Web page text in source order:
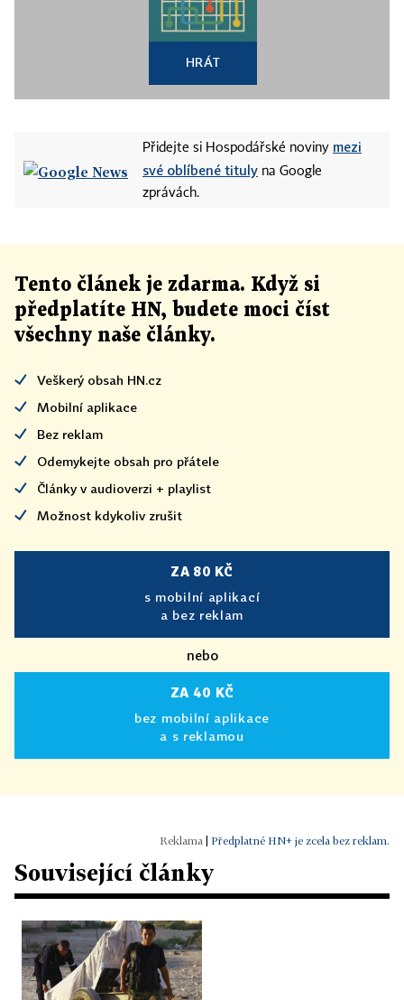
HRÁT
Přidejte si Hospodářské noviny mezi
své oblíbené tituly na Google
zprávách.
Tento článek je zdarma. Když si
předplatíte HN, budete moci číst
všechny naše články.
Veškerý obsah HN.cz
Mobilní aplikace
Bez reklam
Odemykejte obsah pro přátele
Články v audioverzi + playlist
Možnost kdykoliv zrušit
ZA 80 KČ
s mobilní aplikací
a bez reklam
nebo
ZA 40 KČ
bez mobilní aplikace
a s reklamou
Předplatné HN+ je zcela bez reklam.
Související články